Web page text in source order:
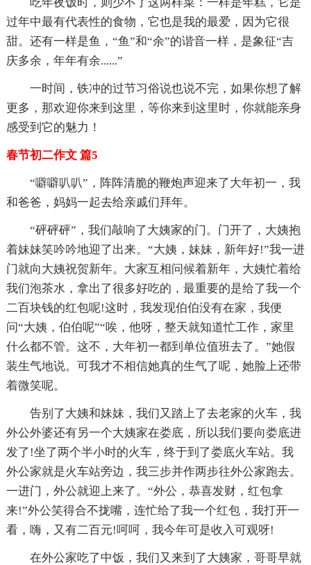
过年中最有代表性的食物，它也是我的最爱，因为它很
甜。还有一样是鱼，“鱼”和“余”的谐音一样，是象征“吉
庆多余，年年有余......”
一时间，铁冲的过节习俗说也说不完，如果你想了解
更多，那欢迎你来到这里，等你来到这里时，你就能亲身
感受到它的魅力！
春节初二作文 篇5
“噼噼叭叭”，阵阵清脆的鞭炮声迎来了大年初一，我
和爸爸，妈妈一起去给亲戚们拜年。
“砰砰砰”，我们敲响了大姨家的门。门开了，大姨抱
着妹妹笑吟吟地迎了出来。“大姨，妹妹，新年好!”我一进
门就向大姨祝贺新年。大家互相问候着新年，大姨忙着给
我们泡茶水，拿出了很多好吃的，最重要的是给了我一个
二百块钱的红包呢!这时，我发现伯伯没有在家，我便
问“大姨，伯伯呢”“唉，他呀，整天就知道忙工作，家里
什么都不管。这不，大年初一都到单位值班去了。”她假
装生气地说。可我才不相信她真的生气了呢，她脸上还带
着微笑呢。
告别了大姨和妹妹，我们又踏上了去老家的火车，我
外公外婆还有另一个大姨家在娄底，所以我们要向娄底进
发了!坐了两个半小时的火车，终于到了娄底火车站。我
外公家就是火车站旁边，我三步并作两步往外公家跑去。
一进门，外公就迎上来了。“外公，恭喜发财，红包拿
来!”外公笑得合不拢嘴，连忙给了我一个红包，我打开一
看，嗨，又有二百元!呵呵，我今年可是收入可观呀!
在外公家吃了中饭，我们又来到了大姨家，哥哥早就